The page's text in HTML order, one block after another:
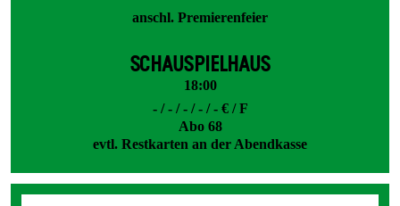
anschl. Premierenfeier
SCHAUSPIELHAUS
18:00
- / - / - / - / - € / F
Abo 68
evtl. Restkarten an der Abendkasse